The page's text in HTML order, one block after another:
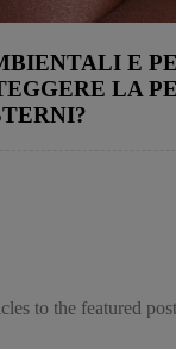
E
LA
to the featured